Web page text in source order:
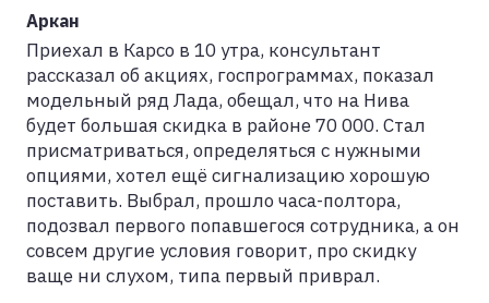
Аркан
Приехал в Карсо в 10 утра, консультант
рассказал об акциях, госпрограммах, показал
модельный ряд Лада, обещал, что на Нива
будет большая скидка в районе 70 000. Стал
присматриваться, определяться с нужными
опциями, хотел ещё сигнализацию хорошую
поставить. Выбрал, прошло часа-полтора,
подозвал первого попавшегося сотрудника, а он
совсем другие условия говорит, про скидку
ваще ни слухом, типа первый приврал.